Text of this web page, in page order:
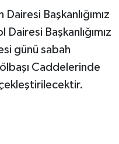
Dairesi Başkanlığımız
Başkanlığımız
günü sabah
Caddelerinde